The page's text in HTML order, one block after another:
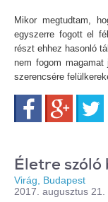
Mikor megtudtam,
egyszerre fogott el
részt ehhez hasonló
nem fogom
szerencsére
FacebookGoogle+
Életre
Virág, Budapest
2017. augusztus 21.